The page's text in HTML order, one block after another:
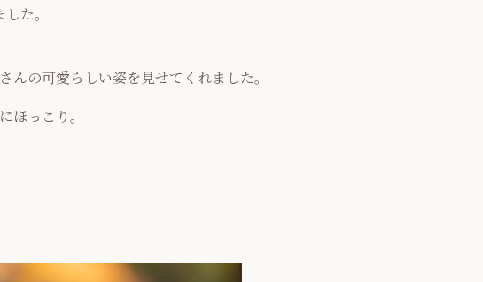
た。
の可愛らしい姿を見せてくれました。
っこり。